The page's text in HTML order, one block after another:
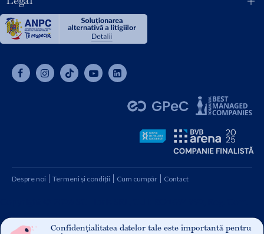
Confidențialitatea datelor tale este importantă pentru
Despre noi Termeni și condiții Cum cumpăr Contact
J08/1997 1991